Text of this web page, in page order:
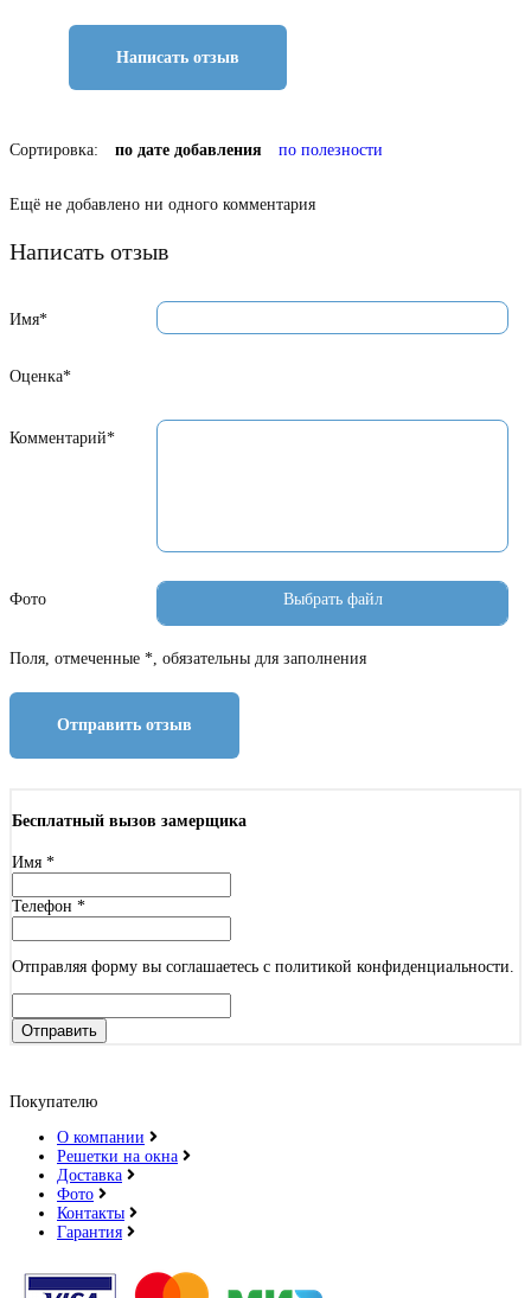
Написать отзыв
Сортировка: по дате добавления по полезности
Ещё не добавлено ни одного комментария
Написать отзыв
Имя*
Оценка*
Комментарий*
Фото
Поля, отмеченные *, обязательны для заполнения
Отправить отзыв
Бесплатный вызов замерщика
Имя *
Телефон *
Отправляя форму вы соглашаетесь с политикой конфиденциальности.
Отправить
Покупателю
О компании
Решетки на окна
Доставка
Фото
Контакты
Гарантия